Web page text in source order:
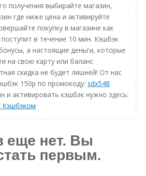
получения выбирайте магазин,
где ниже цена и активируйте
покупку в магазине как
в течение 10 мин. Кэшбэк
а настоящие деньги, которые
на свою карту или баланс
скидка не будет лишней! От нас
150р по промокоду: sdx548
и активировать кэшбэк нужно здесь:
Кэшбэком
еще нет. Вы
первым.